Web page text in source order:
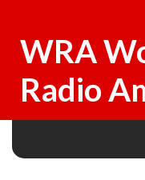
WRA
Radio